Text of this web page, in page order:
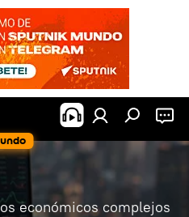
económicos complejos